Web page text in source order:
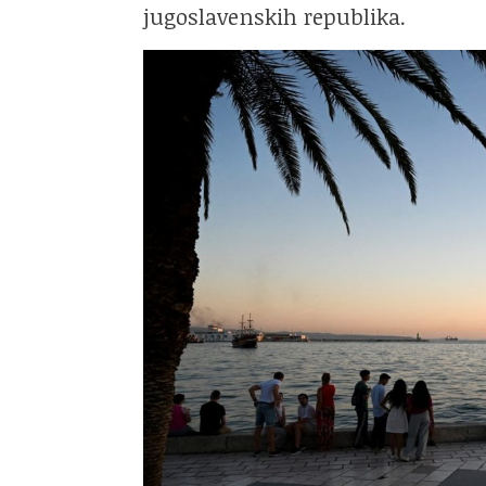
jugoslavenskih republika.